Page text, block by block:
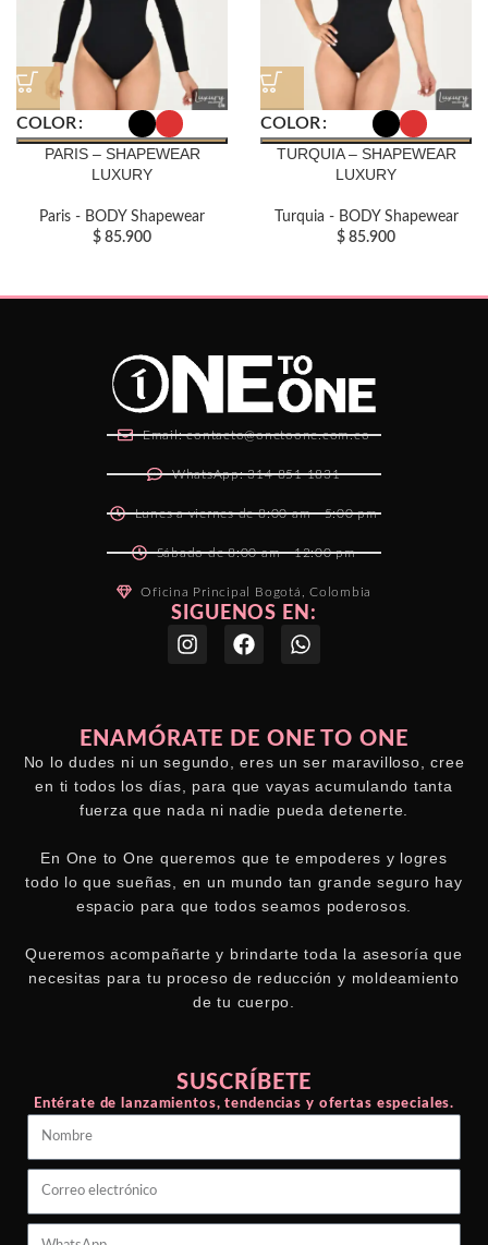
COLOR
PARIS – SHAPEWEAR
LUXURY
Paris - BODY Shapewear
$ 85.900
COLOR
TURQUIA – SHAPEWEAR
LUXURY
Turquia - BODY Shapewear
$ 85.900
Email: contacto@onetoone.com.co
WhatsApp: 314 851 1831
Lunes a viernes de 8:00 am - 5:00 pm
Sábado de 8:00 am - 12:00 pm
Oficina Principal Bogotá, Colombia
SIGUENOS EN:
ENAMÓRATE DE ONE TO ONE
No lo dudes ni un segundo, eres un ser maravilloso, cree
en ti todos los días, para que vayas acumulando tanta
fuerza que nada ni nadie pueda detenerte.
En One to One queremos que te empoderes y logres
todo lo que sueñas, en un mundo tan grande seguro hay
espacio para que todos seamos poderosos.
Queremos acompañarte y brindarte toda la asesoría que
necesitas para tu proceso de reducción y moldeamiento
de tu cuerpo.
SUSCRÍBETE
Entérate de lanzamientos, tendencias y ofertas especiales.